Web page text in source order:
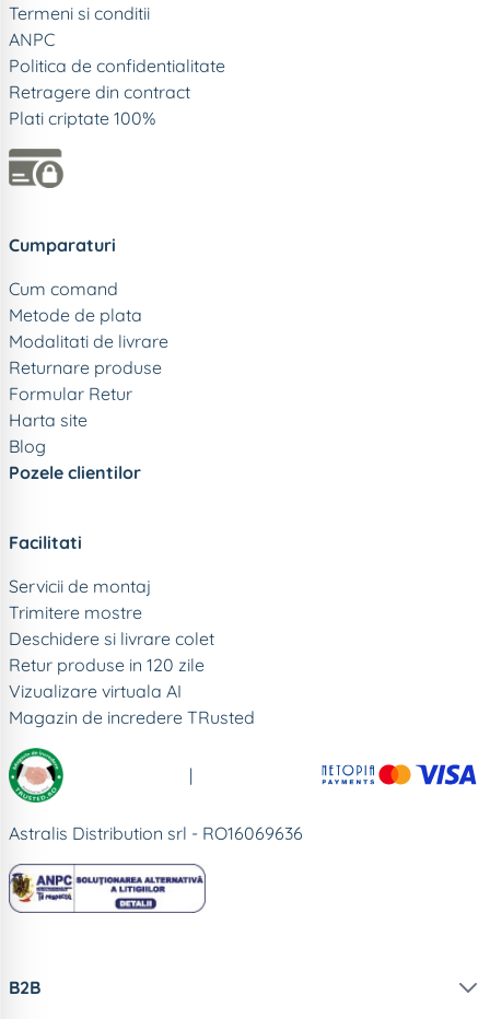
Termeni si conditii
ANPC
Politica de confidentialitate
Retragere din contract
Plati criptate 100%
Cumparaturi
Cum comand
Metode de plata
Modalitati de livrare
Returnare produse
Formular Retur
Harta site
Blog
Pozele clientilor
Facilitati
Servicii de montaj
Trimitere mostre
Deschidere si livrare colet
Retur produse in 120 zile
Vizualizare virtuala AI
Magazin de incredere TRusted
|
Astralis Distribution srl - RO16069636
B2B